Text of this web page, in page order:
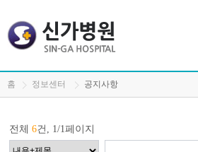
홈 정보센터 공지사항
전체6건, 1/1페이지